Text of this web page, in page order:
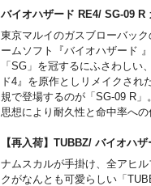
■商品入荷のご案内後、通常
につきましては内金を引いた
バイオハザード RE4/ SG-09
東京マルイのガスブローバッ
ームソフト『バイオハザード
「SG」を冠するにふさわし
ド4』を原作としリメイクさ
規で登場するのが「SG-09 R
思想により耐久性と命中率へ
がけたカスタムガンとなります
(C)CAPCOM CO., LTD. ALL
【再入荷】TUBBZ/ バイオ
ナムスカルが手掛け、全アヒ
クがなんとも可愛らしい「